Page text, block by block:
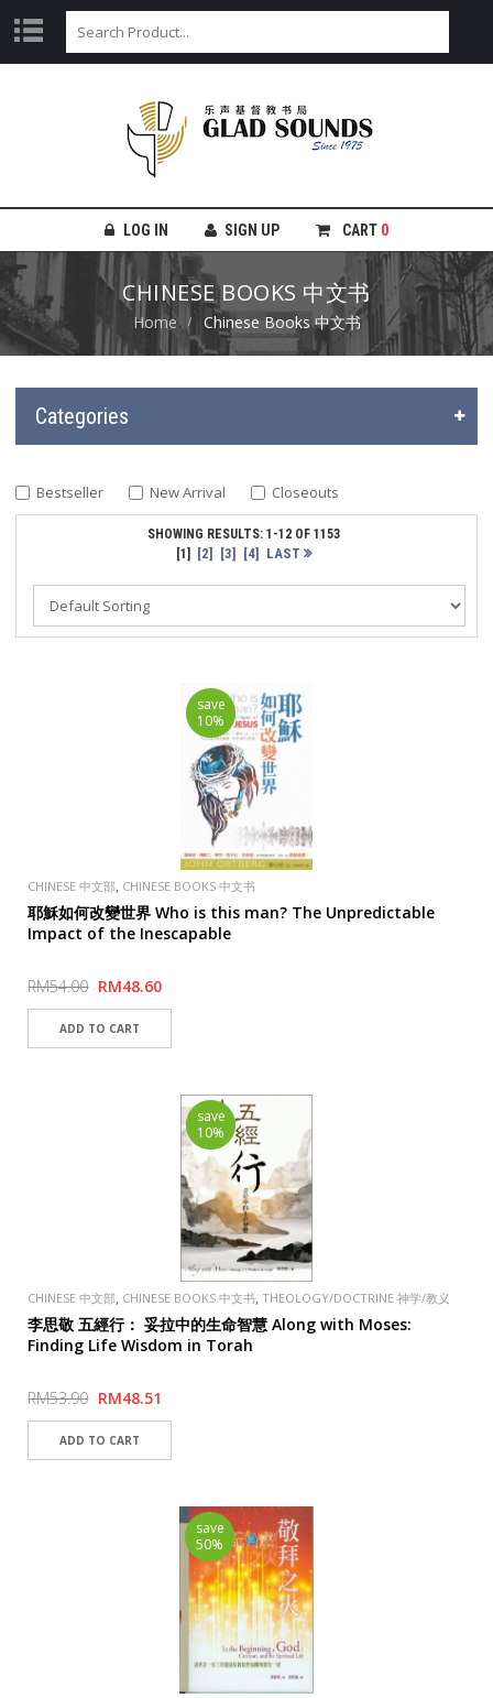
LOG IN SIGN UP CART 0
CHINESE BOOKS 中文书
Home Chinese Books 中文书
Categories
Bestseller New Arrival Closeouts
SHOWING RESULTS: 1-12 OF 1153
[1]
[2] [3] [4] LAST
save
10%
CHINESE 中文部, CHINESE BOOKS 中文书
耶穌如何改變世界 Who is this man? The Unpredictable
Impact of the Inescapable
RM54.00 RM48.60
save
10%
CHINESE 中文部, CHINESE BOOKS 中文书,THEOLOGY/DOCTRINE 神学/教义
学,PUBLISHER,CAMPUS EVANGELICAL FELLOWSHIP 校園
李思敬 五經行： 妥拉中的生命智慧 Along with Moses:
Finding Life Wisdom in Torah
RM53.90 RM48.51
save
50%